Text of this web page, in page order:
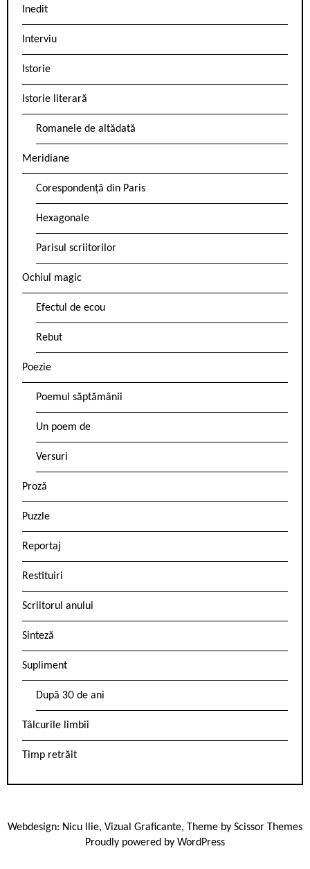
Inedit
Interviu
Istorie
Istorie literară
Romanele de altădată
Meridiane
Corespondență din Paris
Hexagonale
Parisul scriitorilor
Ochiul magic
Efectul de ecou
Rebut
Poezie
Poemul săptămânii
Un poem de
Versuri
Proză
Puzzle
Reportaj
Restituiri
Scriitorul anului
Sinteză
Supliment
După 30 de ani
Tâlcurile limbii
Timp retrăit
Webdesign: Nicu Ilie, Vizual Graficante, Theme by Scissor Themes
Proudly powered by WordPress